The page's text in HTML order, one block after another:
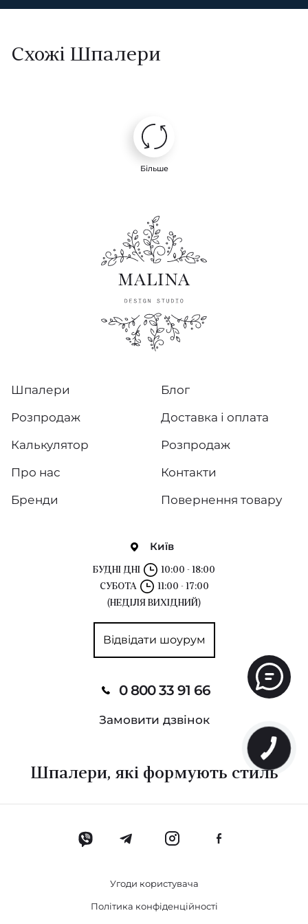
Схожі Шпалери
Більше
Київ
БУДНІ ДНІ
10:00 - 18:00
СУБОТА
11:00 - 17:00
(НЕДІЛЯ ВИХІДНИЙ)
Відвідати шоурум
0 800 33 91 66
Замовити дзвінок
Шпалери
Розпродаж
Калькулятор
Про нас
Бренди
Блог
Доставка і оплата
Розпродаж
Контакти
Повернення товару
Шпалери, які формують стиль
Угоди користувача
Політика конфіденційності
КНОПКА
ЗВ'ЯЗКУ